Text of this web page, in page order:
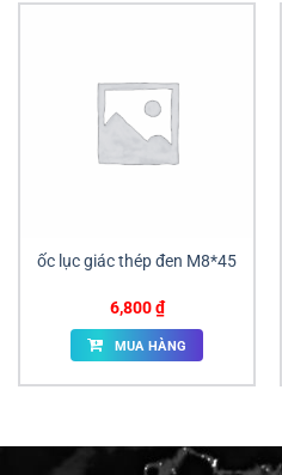
ốc lục giác thép đen M8*45
6,800₫
MUA HÀNG